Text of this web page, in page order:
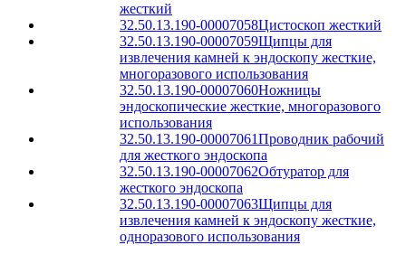
жесткий
32.50.13.190-00007058Цистоскоп жесткий
32.50.13.190-00007059Щипцы для
извлечения камней к эндоскопу жесткие,
многоразового использования
32.50.13.190-00007060Ножницы
эндоскопические жесткие, многоразового
использования
32.50.13.190-00007061Проводник рабочий
для жесткого эндоскопа
32.50.13.190-00007062Обтуратор для
жесткого эндоскопа
32.50.13.190-00007063Щипцы для
извлечения камней к эндоскопу жесткие,
одноразового использования